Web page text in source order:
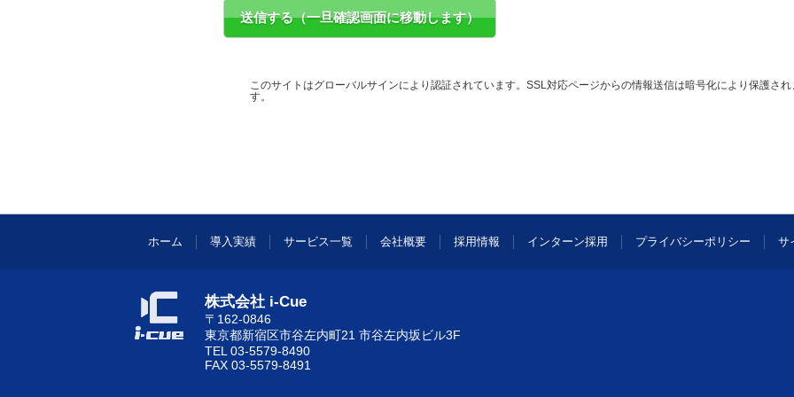
このサイトはグローバルサインにより認証されています。SSL対応ページからの情報送信は暗号化により保護され
す。
ホーム 導入実績 サービス一覧 会社概要 採用情報 インターン採用 プライバシーポリシー サ
株式会社 i-Cue
〒162-0846
東京都新宿区市谷左内町21 市谷左内坂ビル3F
TEL 03-5579-8490
FAX 03-5579-8491